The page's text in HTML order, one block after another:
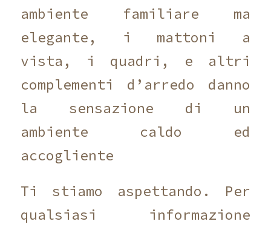
ambiente familiare ma
elegante, i mattoni a
vista, i quadri, e altri
complementi d’arredo danno
la sensazione di un
ambiente caldo ed
accogliente
Ti stiamo aspettando. Per
qualsiasi informazione